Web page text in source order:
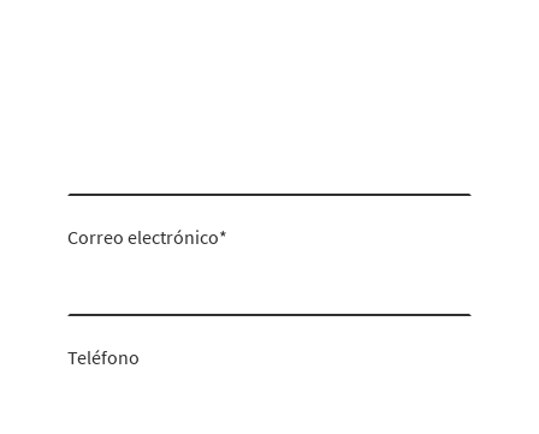
Correo electrónico*
Teléfono